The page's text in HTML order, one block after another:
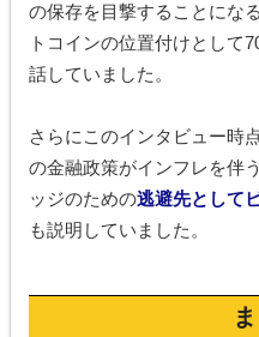
の保存を目撃することにな
トコインの位置付けとして
話していました。
さらにこのインタビュー時
の金融政策がインフレを伴
ッジのための逃避先として
も説明していました。